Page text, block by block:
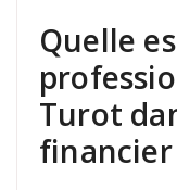
Quelle
Turot
financier